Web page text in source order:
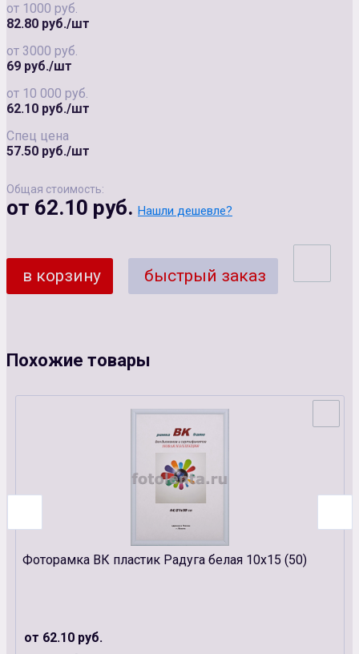
от 1000 руб.
82.80 руб./шт
от 3000 руб.
69 руб./шт
от 10 000 руб.
62.10 руб./шт
Спец цена
57.50 руб./шт
Общая стоимость:
от 62.10 руб. Нашли дешевле?
в корзину быстрый заказ
Похожие товары
Фоторамка ВК пластик Радуга белая 10х15 (50)
от 62.10 руб.